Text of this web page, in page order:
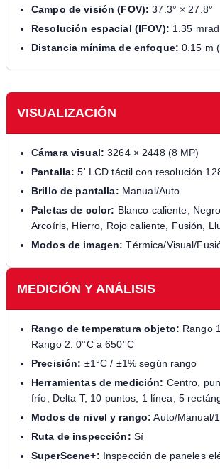
Campo de visión (FOV): 37.3° × 27.8°
Resolución espacial (IFOV): 1.35 mrad
Distancia mínima de enfoque: 0.15 m
VISUALIZACIÓN
Cámara visual: 3264 × 2448 (8 MP)
Pantalla: 5' LCD táctil con resolución
Brillo de pantalla: Manual/Auto
Paletas de color: Blanco caliente,
Arcoíris, Hierro, Rojo caliente, Fusión,
Modos de imagen: Térmica/Visual/
MEDICIÓN Y ANÁLISIS
Rango de temperatura objeto: Rango
Rango 2: 0°C a 650°C
Precisión: ±1°C / ±1% según rango
Herramientas de medición: Centro,
frío, Delta T, 10 puntos, 1 línea, 5
Modos de nivel y rango: Auto/Manual/
Ruta de inspección: Sí
SuperScene+: Inspección de paneles